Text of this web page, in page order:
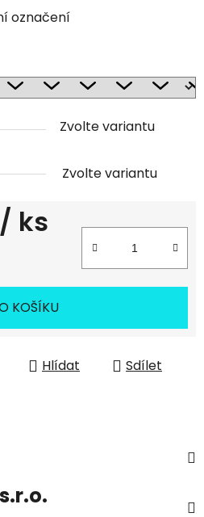
označení
Zvolte variantu
Zvolte variantu
/ ks
KOŠÍKU
Hlídat Sdílet